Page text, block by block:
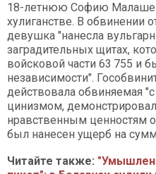
18-летнюю Софию
хулиганстве. В обвинении
девушка "нанесла
заградительных щитах,
войсковой части 63 755 и
независимости".
действовала обвиняемая
цинизмом,
нравственным ценностям
был нанесен ущерб на
Читайте также: